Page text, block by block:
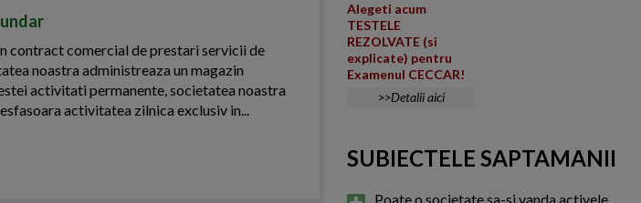
contract comercial de prestari servicii de
noastra administreaza un magazin
activitati permanente, societatea noastra
activitatea zilnica exclusiv in...
Alegeti acum
TESTELE
REZOLVATE (si
explicate) pentru
Examenul CECCAR!
>>Detalii aici
SUBIECTELE SAPTAMANII
Poate o societate sa-si vanda activele